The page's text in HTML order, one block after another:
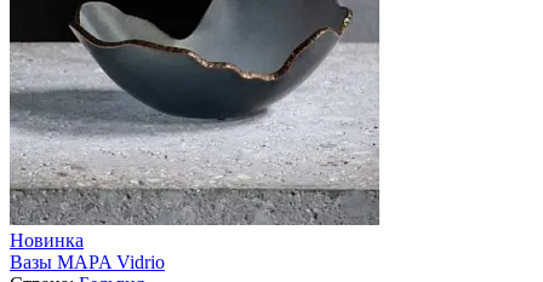
Новинка
Вазы MAPA Vidrio